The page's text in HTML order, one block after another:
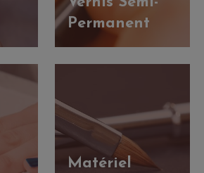
Permanent
Matériel